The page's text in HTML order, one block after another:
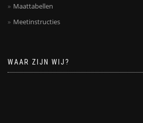
Maattabellen
Meetinstructies
WAAR ZIJN WIJ?